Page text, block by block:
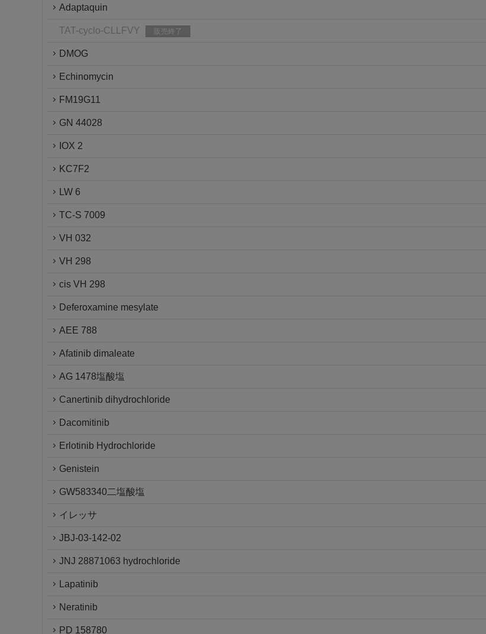
Adaptaquin
TAT-cyclo-CLLFVY 販売終了
DMOG
Echinomycin
FM19G11
GN 44028
IOX 2
KC7F2
LW 6
TC-S 7009
VH 032
VH 298
cis VH 298
Deferoxamine mesylate
AEE 788
Afatinib dimaleate
AG 1478塩酸塩
Canertinib dihydrochloride
Dacomitinib
Erlotinib Hydrochloride
Genistein
GW583340二塩酸塩
イレッサ
JBJ-03-142-02
JNJ 28871063 hydrochloride
Lapatinib
Neratinib
PD 158780